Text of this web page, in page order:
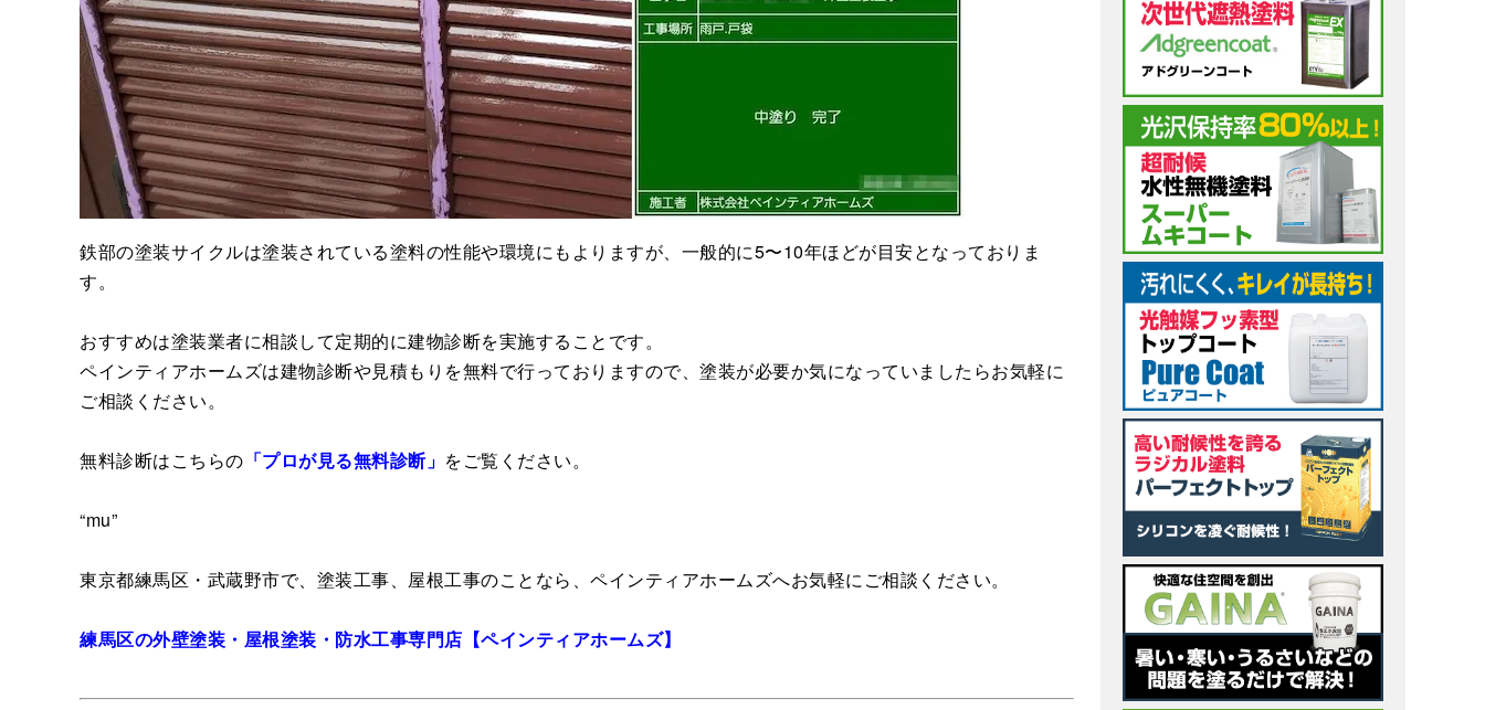
鉄部の塗装サイクルは塗装されている塗料の性能や環境にもよりますが、一般的に5〜10年ほどが目安となっておりま
す。
おすすめは塗装業者に相談して定期的に建物診断を実施することです。
ペインティアホームズは建物診断や見積もりを無料で行っておりますので、塗装が必要か気になっていましたらお気軽に
ご相談ください。
無料診断はこちらの 「プロが見る無料診断」 をご覧ください。
“mu”
東京都練馬区・武蔵野市で、塗装工事、屋根工事のことなら、ペインティアホームズへお気軽にご相談ください。
練馬区の外壁塗装・屋根塗装・防水工事専門店【ペインティアホームズ】